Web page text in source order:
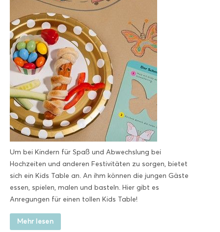
Um bei Kindern für Spaß und Abwechslung bei
Hochzeiten und anderen Festivitäten zu sorgen, bietet
sich ein Kids Table an. An ihm können die jungen Gäste
essen, spielen, malen und basteln. Hier gibt es
Anregungen für einen tollen Kids Table!
Mehr lesen